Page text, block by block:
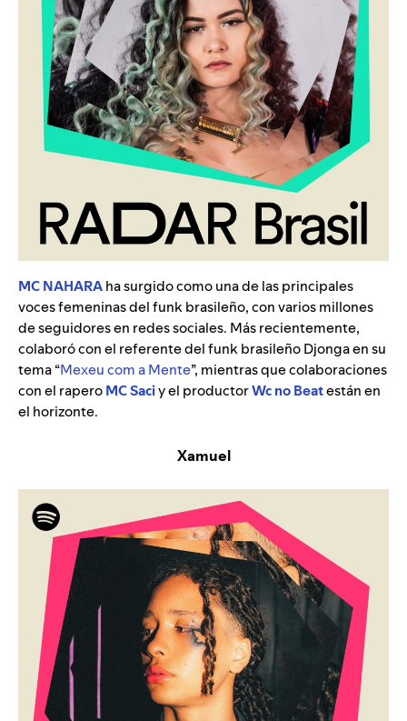
MC NAHARAha surgido como una de las principales
voces femeninas del funk brasileño, con varios millones
de seguidores en redes sociales. Más recientemente,
colaboró con el referente del funk brasileño Djonga en su
tema “Mexeu com a Mente”, mientras que colaboraciones
con el raperoMC Saciy el productorWc no Beatestán en
el horizonte.
Xamuel